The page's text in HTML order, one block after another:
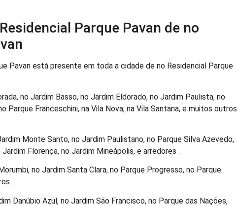
Parque Pavan de no
Pavan está presente em toda a cidade de no Residencial Parque
no Jardim Basso, no Jardim Eldorado, no Jardim Paulista, no
Parque Franceschini, na Vila Nova, na Vila Santana, e muitos outros
Monte Santo, no Jardim Paulistano, no Parque Silva Azevedo,
Florença, no Jardim Mineápolis, e arredores .
no Jardim Santa Clara, no Parque Progresso, no Parque
.
Danúbio Azul, no Jardim São Francisco, no Parque das Nações,